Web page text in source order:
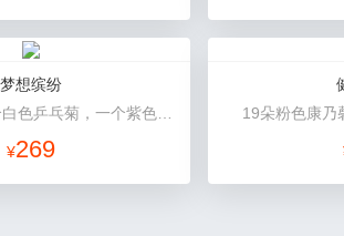
梦想缤纷
¥269
19朵粉色康乃